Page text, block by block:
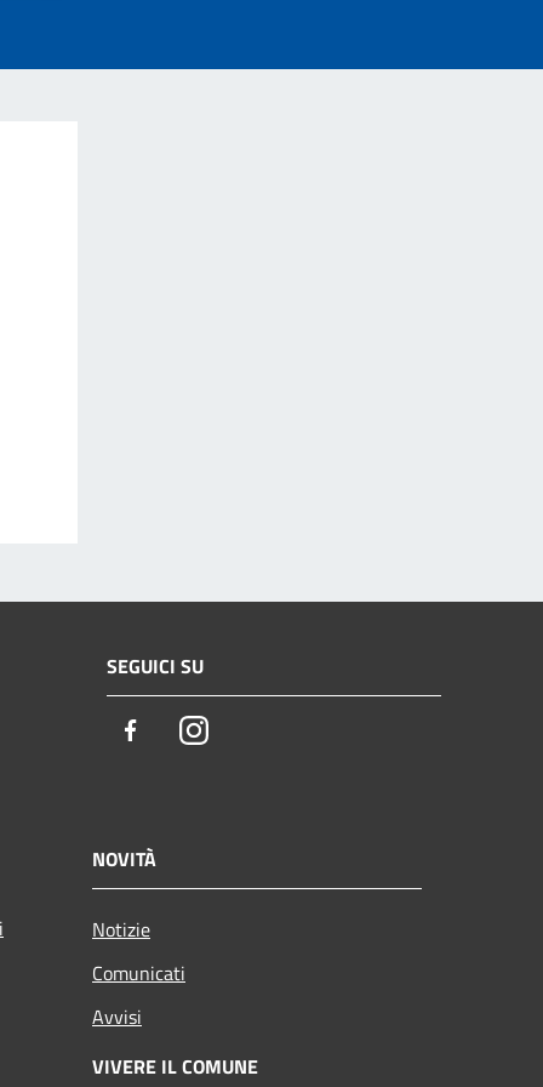
SEGUICI SU
FacebookInstagram
NOVITÀ
Notizie
Comunicati
Avvisi
VIVERE IL COMUNE